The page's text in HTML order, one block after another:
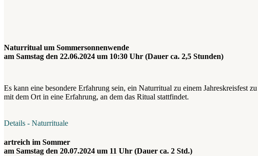
Naturritual um Sommersonnenwende
am Samstag den 22.06.2024 um 10:30 Uhr (Dauer ca. 2,5 Stunden)
Es kann eine besondere Erfahrung sein, ein Naturritual zu einem Jahreskreisfest
mit dem Ort in eine Erfahrung, an dem das Ritual stattfindet.
Details - Naturrituale
artreich im Sommer
am Samstag den 20.07.2024 um 11 Uhr (Dauer ca. 2 Std.)